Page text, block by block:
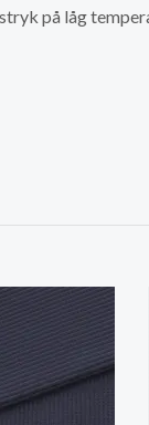
på låg